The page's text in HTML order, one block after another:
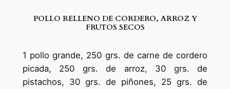
POLLO RELLENO DE CORDERO, ARROZ Y
FRUTOS SECOS
1 pollo grande, 250 grs. de carne de cordero
picada, 250 grs. de arroz, 30 grs. de
pistachos, 30 grs. de piñones, 25 grs. de